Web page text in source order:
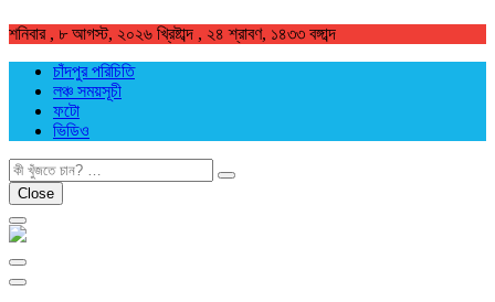
শনিবার , ৮ আগস্ট, ২০২৬ খ্রিষ্টাব্দ , ২৪ শ্রাবণ, ১৪৩৩ বঙ্গাব্দ
চাঁদপুর পরিচিতি
লঞ্চ সময়সূচী
ফটো
ভিডিও
খুজুন
Close